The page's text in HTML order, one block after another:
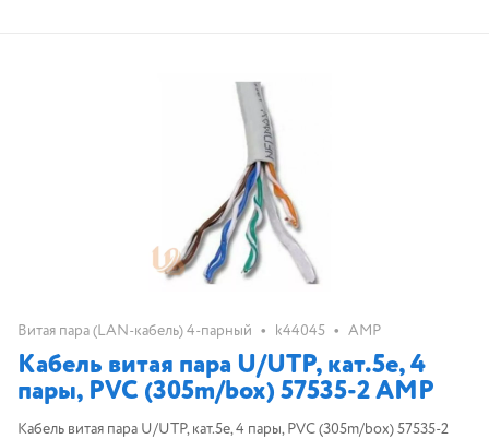
Витая пара (LAN-кабель) 4-парный • k44045 • AMP
Кабель витая пара U/UTP, кат.5е, 4
пары, PVC (305m/box) 57535-2 AMP
Кабель витая пара U/UTP, кат.5е, 4 пары, PVC (305m/box) 57535-2